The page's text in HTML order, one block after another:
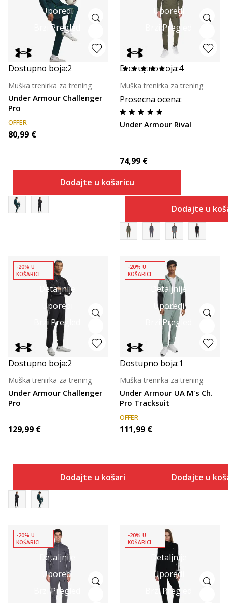
Uporedi
Brzi Pregled
Dostupno boja:2
Under Armour Challenger
Pro
Muška trenirka za trening
OFFER
80,99 €
Dodajte u košaricu
Uporedi
Brzi Pregled
Dostupno boja:4
Prosecna ocena:
Under Armour Rival
Muška trenirka za trening
74,99 €
Dodajte u
Detaljnije
Uporedi
Brzi Pregled
-20% U
KOŠARICI
Dostupno boja:2
Under Armour Challenger
Pro
Muška trenirka za trening
129,99 €
Dodajte u košaricu
Detaljnije
Uporedi
Brzi Pregled
-20% U
KOŠARICI
Dostupno boja:1
Under Armour UA M's Ch.
Pro Tracksuit
Muška trenirka za trening
OFFER
111,99 €
Dodajte u
Detaljnije
Uporedi
Brzi Pregled
-20% U
KOŠARICI
Detaljnije
Uporedi
Brzi Pregled
-20% U
KOŠARICI